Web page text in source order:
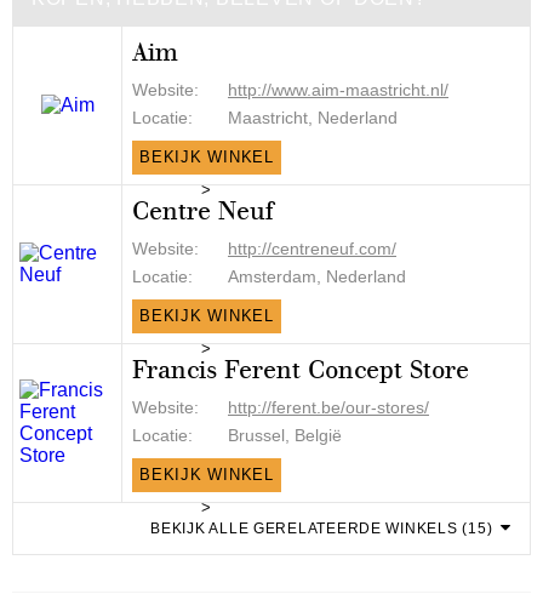
Aim
Website:
http://www.aim-maastricht.nl/
Locatie:
Maastricht, Nederland
BEKIJK WINKEL
>
Centre Neuf
Website:
http://centreneuf.com/
Locatie:
Amsterdam, Nederland
BEKIJK WINKEL
>
Francis Ferent Concept Store
Website:
http://ferent.be/our-stores/
Locatie:
Brussel, België
BEKIJK WINKEL
>
BEKIJK ALLE GERELATEERDE WINKELS (15)